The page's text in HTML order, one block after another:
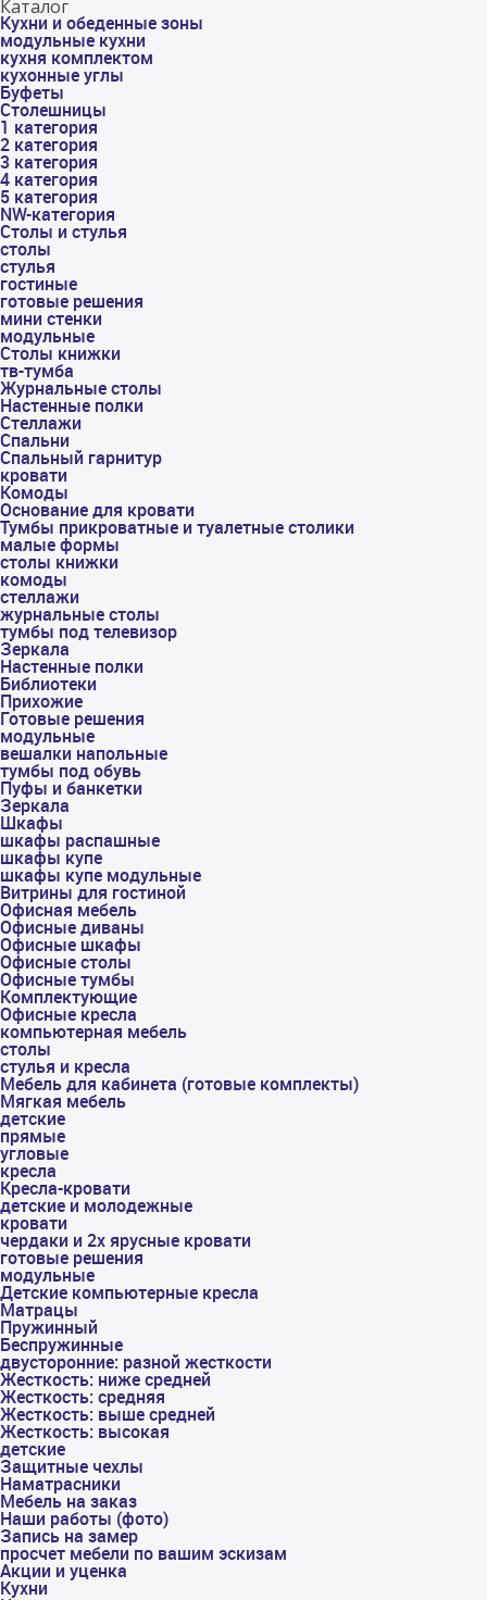
Каталог
Кухни и обеденные зоны
модульные кухни
кухня комплектом
кухонные углы
Буфеты
Столешницы
1 категория
2 категория
3 категория
4 категория
5 категория
NW-категория
Столы и стулья
столы
стулья
гостиные
готовые решения
мини стенки
модульные
Столы книжки
тв-тумба
Журнальные столы
Настенные полки
Стеллажи
Спальни
Спальный гарнитур
кровати
Комоды
Основание для кровати
Тумбы прикроватные и туалетные столики
малые формы
столы книжки
комоды
стеллажи
журнальные столы
тумбы под телевизор
Зеркала
Настенные полки
Библиотеки
Прихожие
Готовые решения
модульные
вешалки напольные
тумбы под обувь
Пуфы и банкетки
Зеркала
Шкафы
шкафы распашные
шкафы купе
шкафы купе модульные
Витрины для гостиной
Офисная мебель
Офисные диваны
Офисные шкафы
Офисные столы
Офисные тумбы
Комплектующие
Офисные кресла
компьютерная мебель
столы
стулья и кресла
Мебель для кабинета (готовые комплекты)
Мягкая мебель
детские
прямые
угловые
кресла
Кресла-кровати
детские и молодежные
кровати
чердаки и 2х ярусные кровати
готовые решения
модульные
Детские компьютерные кресла
Матрацы
Пружинный
Беспружинные
двусторонние: разной жесткости
Жесткость: ниже средней
Жесткость: средняя
Жесткость: выше средней
Жесткость: высокая
детские
Защитные чехлы
Наматрасники
Мебель на заказ
Наши работы (фото)
Запись на замер
просчет мебели по вашим эскизам
Акции и уценка
Кухни